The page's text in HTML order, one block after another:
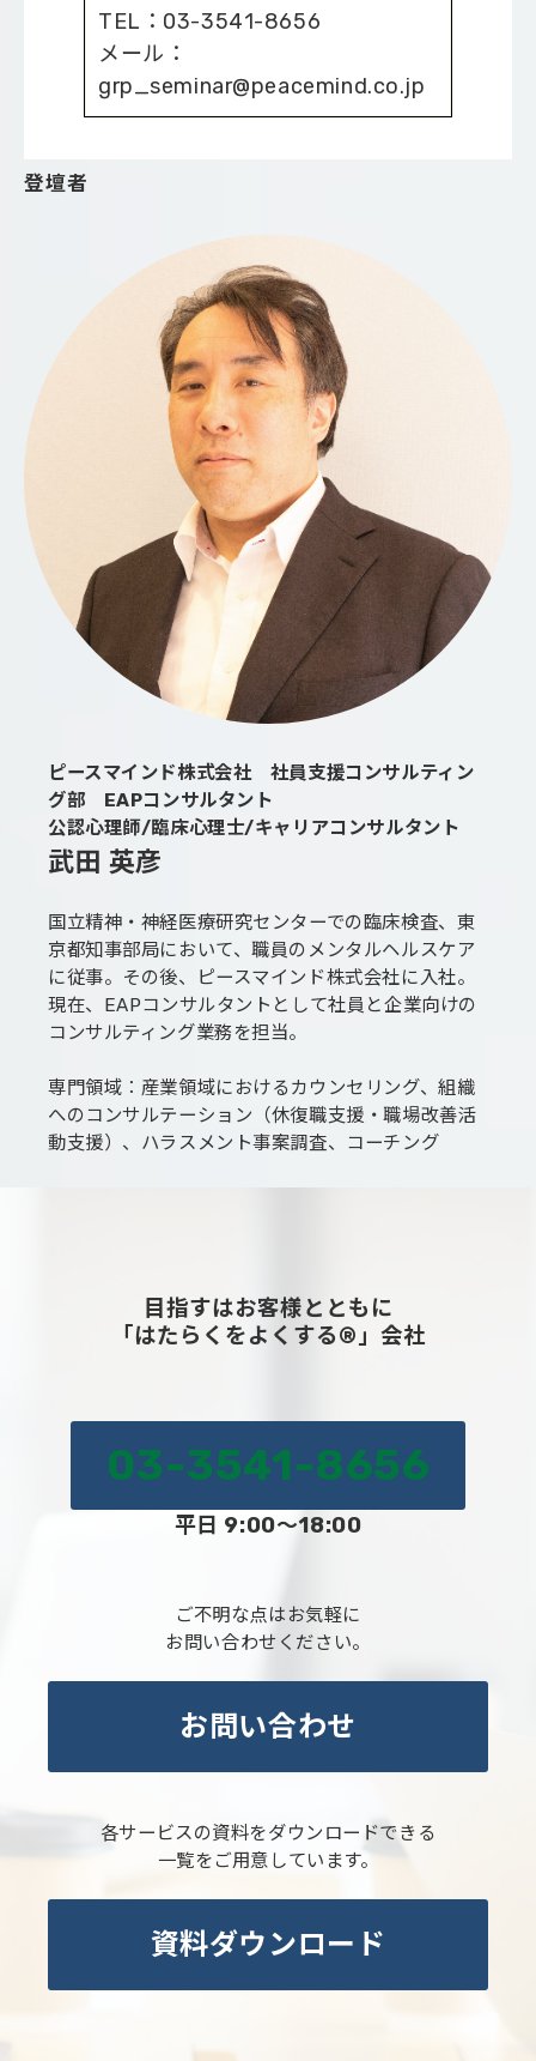
TEL：03-3541-8656
メール：
grp_seminar@peacemind.co.jp
登壇者
ピースマインド株式会社 社員支援コンサルティン
グ部 EAPコンサルタント
公認心理師/臨床心理士/キャリアコンサルタント
武田 英彦
国立精神・神経医療研究センターでの臨床検査、東
京都知事部局において、職員のメンタルヘルスケア
に従事。その後、ピースマインド株式会社に入社。
現在、EAPコンサルタントとして社員と企業向けの
コンサルティング業務を担当。
専門領域：産業領域におけるカウンセリング、組織
へのコンサルテーション（休復職支援・職場改善活
動支援）、ハラスメント事案調査、コーチング
目指すはお客様とともに
「はたらくをよくする®」会社
03-3541-8656
平日 9:00～18:00
ご不明な点はお気軽に
お問い合わせください。
お問い合わせ
各サービスの資料をダウンロードできる
一覧をご用意しています。
資料ダウンロード